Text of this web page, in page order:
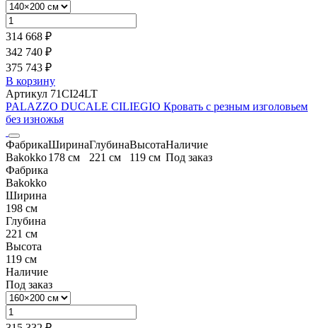
314 668 ₽
342 740 ₽
375 743 ₽
В корзину
Артикул 71CI24LT
PALAZZO DUCALE CILIEGIO Кровать с резным изголовьем
без изножья
Фабрика
Bakokko
Ширина
178 см
Глубина
221 см
Высота
119 см
Наличие
Под заказ
Фабрика
Bakokko
Ширина
198 см
Глубина
221 см
Высота
119 см
Наличие
Под заказ